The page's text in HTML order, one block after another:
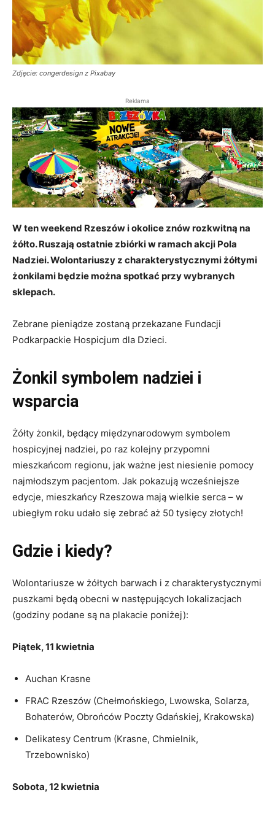
Zdjęcie: congerdesign z Pixabay
Reklama
W ten weekend Rzeszów i okolice znów rozkwitną na
żółto. Ruszają ostatnie zbiórki w ramach akcji Pola
Nadziei. Wolontariuszy z charakterystycznymi żółtymi
żonkilami będzie można spotkać przy wybranych
sklepach.
Zebrane pieniądze zostaną przekazane Fundacji
Podkarpackie Hospicjum dla Dzieci.
Żonkil symbolem nadziei i
wsparcia
Żółty żonkil, będący międzynarodowym symbolem
hospicyjnej nadziei, po raz kolejny przypomni
mieszkańcom regionu, jak ważne jest niesienie pomocy
najmłodszym pacjentom. Jak pokazują wcześniejsze
edycje, mieszkańcy Rzeszowa mają wielkie serca – w
ubiegłym roku udało się zebrać aż 50 tysięcy złotych!
Gdzie i kiedy?
Wolontariusze w żółtych barwach i z charakterystycznymi
puszkami będą obecni w następujących lokalizacjach
(godziny podane są na plakacie poniżej):
Piątek, 11 kwietnia
Auchan Krasne
FRAC Rzeszów (Chełmońskiego, Lwowska, Solarza,
Bohaterów, Obrońców Poczty Gdańskiej, Krakowska)
Delikatesy Centrum (Krasne, Chmielnik,
Trzebownisko)
Sobota, 12 kwietnia